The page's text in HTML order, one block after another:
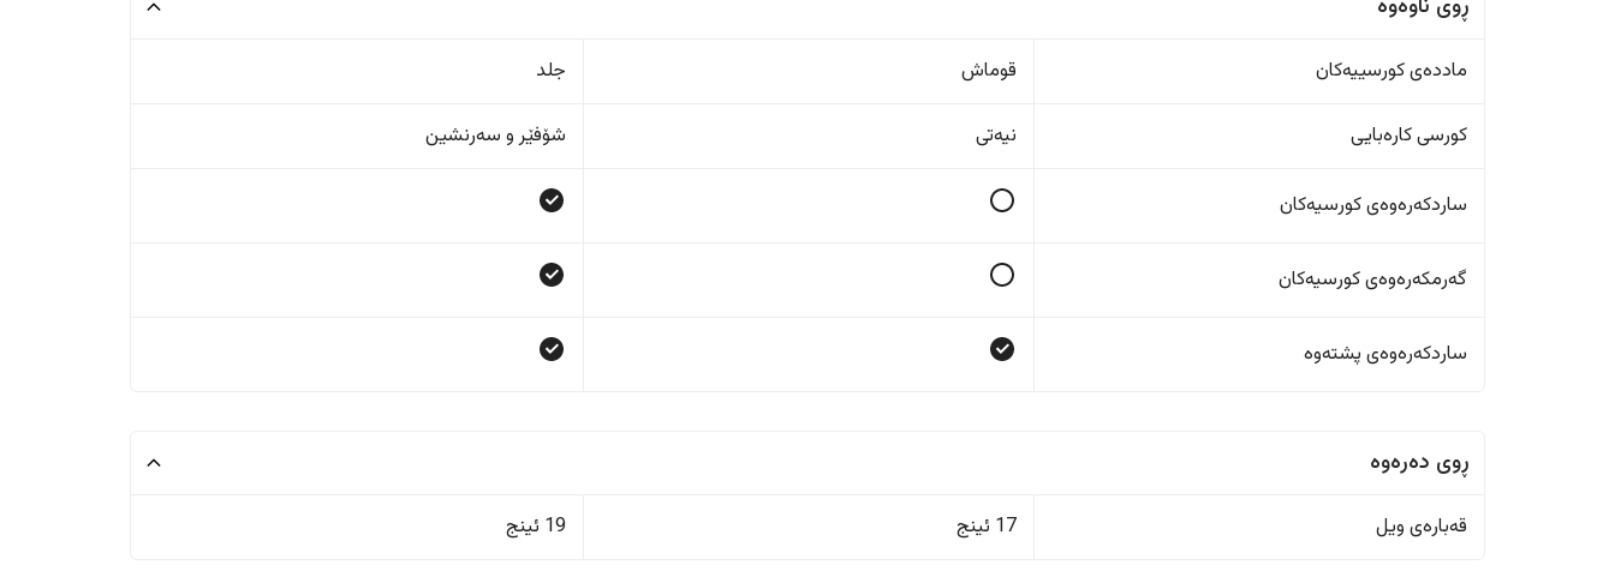
ڕوی ناوەوە
ماددەی کورسییەکان قوماش جلد
کورسی کارەبایی نیەتی شۆفێر و سەرنشین
ساردکەرەوەی کورسیەکان
گەرمکەرەوەی کورسیەکان
ساردکەرەوەی پشتەوە
ڕوی دەرەوە
قەبارەی ویل 17 ئینج 19 ئینج